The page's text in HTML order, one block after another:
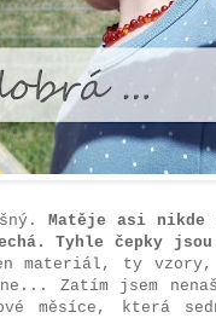
Matěje asi
Tyhle čepky
materiál, ty
Zatím jsem
měsíce, která